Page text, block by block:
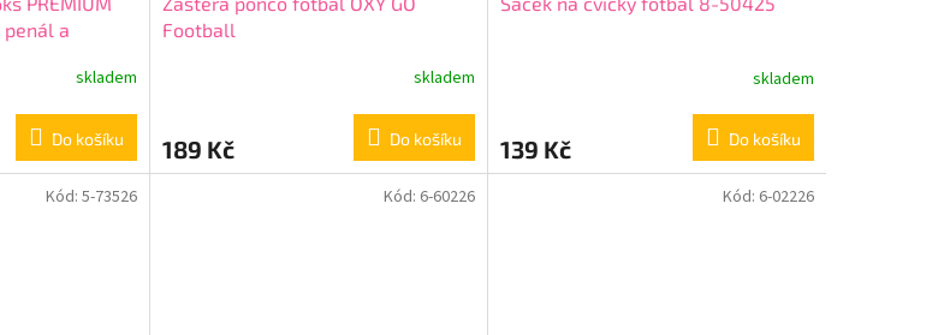
a
skladem
Do košíku
Football
skladem
189 Kč Do košíku
skladem
139 Kč Do košíku
Kód: 5-73526 Kód: 6-60226 Kód: 6-02226